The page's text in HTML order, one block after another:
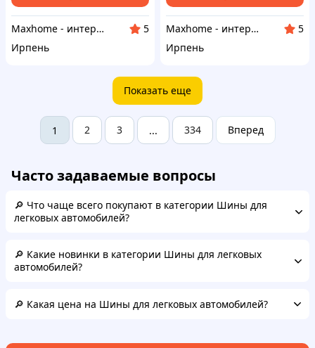
Maxhome - интернет магазин
5
Ирпень
Maxhome - интернет магазин
5
Ирпень
Показать еще
1 2 3 ... 334 Вперед
Часто задаваемые вопросы
🔎 Что чаще всего покупают в категории Шины для
легковых автомобилей?
🔎 Какие новинки в категории Шины для легковых
автомобилей?
🔎 Какая цена на Шины для легковых автомобилей?